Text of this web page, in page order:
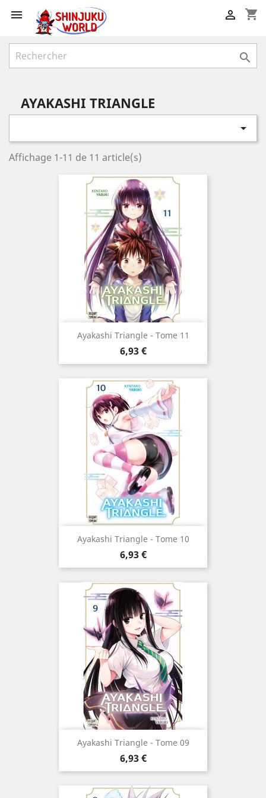
 shopping_cart


AYAKASHI TRIANGLE

Affichage 1-11 de 11 article(s)
Ayakashi Triangle - Tome 11
Prix
6,93 €
Ayakashi Triangle - Tome 10
Prix
6,93 €
Ayakashi Triangle - Tome 09
Prix
6,93 €